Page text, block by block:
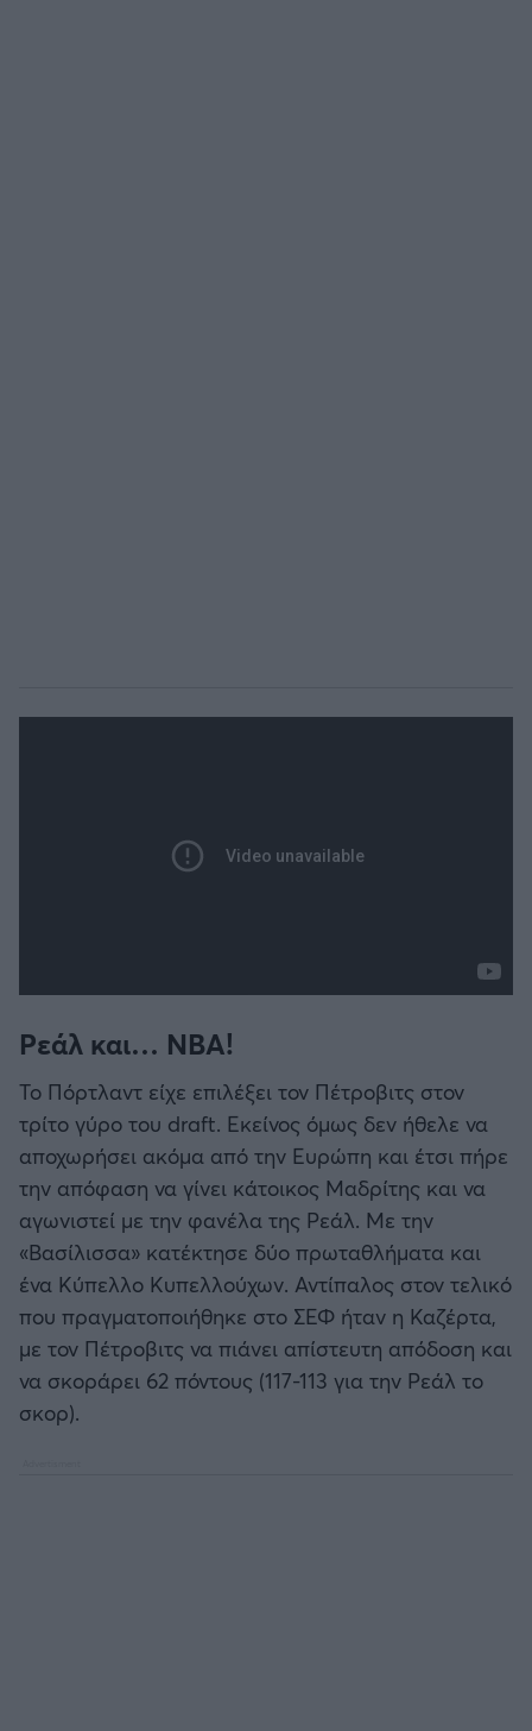
Ρεάλ και… NBA!
Το Πόρτλαντ είχε επιλέξει τον Πέτροβιτς στον
τρίτο γύρο του draft. Εκείνος όμως δεν ήθελε να
αποχωρήσει ακόμα από την Ευρώπη και έτσι πήρε
την απόφαση να γίνει κάτοικος Μαδρίτης και να
αγωνιστεί με την φανέλα της Ρεάλ. Με την
«Βασίλισσα» κατέκτησε δύο πρωταθλήματα και
ένα Κύπελλο Κυπελλούχων. Αντίπαλος στον τελικό
που πραγματοποιήθηκε στο ΣΕΦ ήταν η Καζέρτα,
με τον Πέτροβιτς να πιάνει απίστευτη απόδοση και
να σκοράρει 62 πόντους (117-113 για την Ρεάλ το
σκορ).